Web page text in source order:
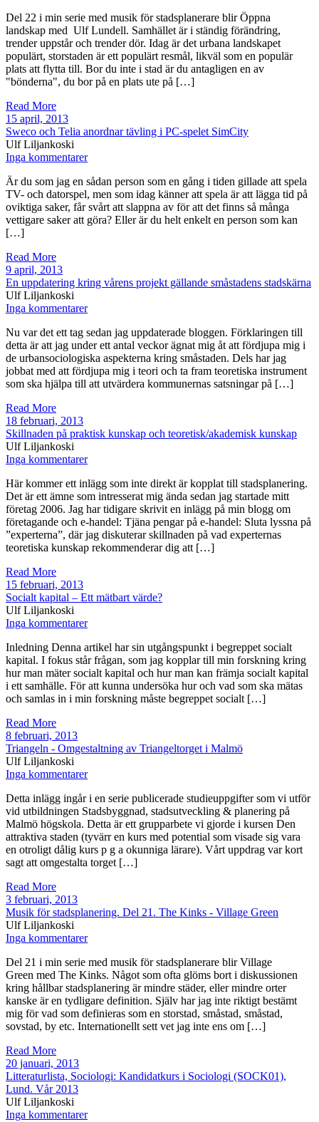
Del 22 i min serie med musik för stadsplanerare blir Öppna
landskap med Ulf Lundell. Samhället är i ständig förändring,
trender uppstår och trender dör. Idag är det urbana landskapet
populärt, storstaden är ett populärt resmål, likväl som en populär
plats att flytta till. Bor du inte i stad är du antagligen en av
"bönderna", du bor på en plats ute på […]
Read More
15 april, 2013
Sweco och Telia anordnar tävling i PC-spelet SimCity
Ulf Liljankoski
Inga kommentarer
Är du som jag en sådan person som en gång i tiden gillade att spela
TV- och datorspel, men som idag känner att spela är att lägga tid på
oviktiga saker, får svårt att slappna av för att det finns så många
vettigare saker att göra? Eller är du helt enkelt en person som kan
[…]
Read More
9 april, 2013
En uppdatering kring vårens projekt gällande småstadens stadskärna
Ulf Liljankoski
Inga kommentarer
Nu var det ett tag sedan jag uppdaterade bloggen. Förklaringen till
detta är att jag under ett antal veckor ägnat mig åt att fördjupa mig i
de urbansociologiska aspekterna kring småstaden. Dels har jag
jobbat med att fördjupa mig i teori och ta fram teoretiska instrument
som ska hjälpa till att utvärdera kommunernas satsningar på […]
Read More
18 februari, 2013
Skillnaden på praktisk kunskap och teoretisk/akademisk kunskap
Ulf Liljankoski
Inga kommentarer
Här kommer ett inlägg som inte direkt är kopplat till stadsplanering.
Det är ett ämne som intresserat mig ända sedan jag startade mitt
företag 2006. Jag har tidigare skrivit en inlägg på min blogg om
företagande och e-handel: Tjäna pengar på e-handel: Sluta lyssna på
”experterna”, där jag diskuterar skillnaden på vad experternas
teoretiska kunskap rekommenderar dig att […]
Read More
15 februari, 2013
Socialt kapital – Ett mätbart värde?
Ulf Liljankoski
Inga kommentarer
Inledning Denna artikel har sin utgångspunkt i begreppet socialt
kapital. I fokus står frågan, som jag kopplar till min forskning kring
hur man mäter socialt kapital och hur man kan främja socialt kapital
i ett samhälle. För att kunna undersöka hur och vad som ska mätas
och samlas in i min forskning måste begreppet socialt […]
Read More
8 februari, 2013
Triangeln - Omgestaltning av Triangeltorget i Malmö
Ulf Liljankoski
Inga kommentarer
Detta inlägg ingår i en serie publicerade studieuppgifter som vi utför
vid utbildningen Stadsbyggnad, stadsutveckling & planering på
Malmö högskola. Detta är ett grupparbete vi gjorde i kursen Den
attraktiva staden (tyvärr en kurs med potential som visade sig vara
en otroligt dålig kurs p g a okunniga lärare). Vårt uppdrag var kort
sagt att omgestalta torget […]
Read More
3 februari, 2013
Musik för stadsplanering. Del 21. The Kinks - Village Green
Ulf Liljankoski
Inga kommentarer
Del 21 i min serie med musik för stadsplanerare blir Village
Green med The Kinks. Något som ofta glöms bort i diskussionen
kring hållbar stadsplanering är mindre städer, eller mindre orter
kanske är en tydligare definition. Själv har jag inte riktigt bestämt
mig för vad som definieras som en storstad, småstad, småstad,
sovstad, by etc. Internationellt sett vet jag inte ens om […]
Read More
20 januari, 2013
Litteraturlista, Sociologi: Kandidatkurs i Sociologi (SOCK01),
Lund. Vår 2013
Ulf Liljankoski
Inga kommentarer